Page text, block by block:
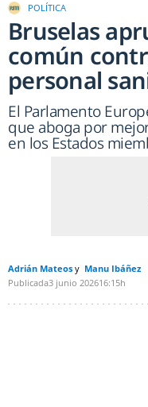
POLÍTICA
Bruselas
común
personal
El Parlamento
que aboga por
en los Estados
Adrián Mateos
Manu Ibáñez
Publicada3 junio 202616:15h